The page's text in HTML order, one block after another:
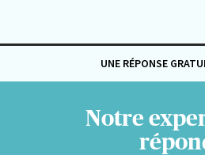
UNE RÉPONSE
Notre